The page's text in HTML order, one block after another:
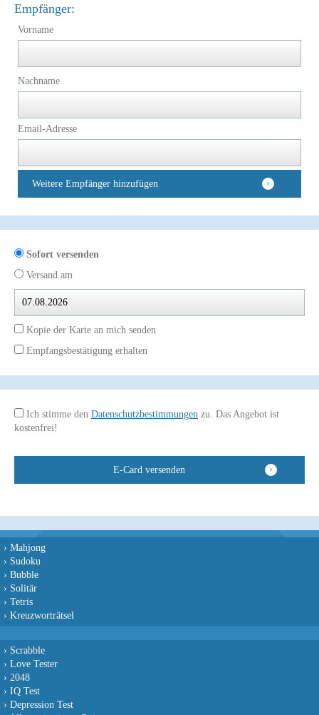
Empfänger:
Vorname
Nachname
Email-Adresse
Weitere Empfänger hinzufügen
Sofort versenden
Versand am
Kopie der Karte an mich senden
Empfangsbestätigung erhalten
Ich stimme den Datenschutzbestimmungen zu. Das Angebot ist
kostenfrei!
› Mahjong
› Sudoku
› Bubble
› Solitär
› Tetris
› Kreuzworträtsel
› Scrabble
› Love Tester
› 2048
› IQ Test
› Depression Test